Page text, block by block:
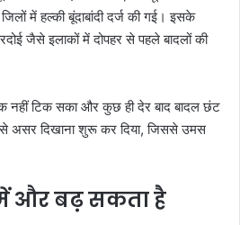
में हल्की बूंदाबांदी दर्ज की गई। इसके
जैसे इलाकों में दोपहर से पहले बादलों की
नहीं टिक सका और कुछ ही देर बाद बादल छंट
असर दिखाना शुरू कर दिया, जिससे उमस
और बढ़ सकता है